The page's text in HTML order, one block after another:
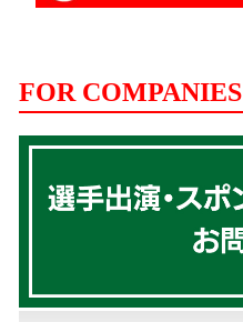
FOR COMPANIES